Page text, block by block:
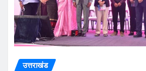
उत्तराखंड